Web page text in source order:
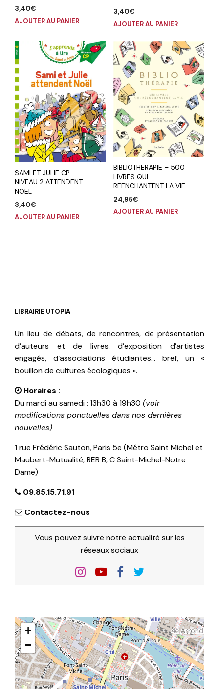
3,40€
AJOUTER AU PANIER
3,40€
AJOUTER AU PANIER
SAMI ET JULIE CP
NIVEAU 2 ATTENDENT
NOEL
3,40€
AJOUTER AU PANIER
BIBLIOTHERAPIE – 500
LIVRES QUI
REENCHANTENT LA VIE
24,95€
AJOUTER AU PANIER
LIBRAIRIE UTOPIA
Un lieu de débats, de rencontres, de présentation
d’auteurs et de livres, d’exposition d’artistes
engagés, d’associations étudiantes… bref, un «
bouillon de cultures écologiques ».
Horaires :
Du mardi au samedi : 13h30 à 19h30 (voir
modifications ponctuelles dans nos dernières
nouvelles)
1 rue Frédéric Sauton, Paris 5e (Métro Saint Michel et
Maubert-Mutualité, RER B, C Saint-Michel-Notre
Dame)
09.85.15.71.91
Contactez-nous
Vous pouvez suivre notre actualité sur les
réseaux sociaux
+
−